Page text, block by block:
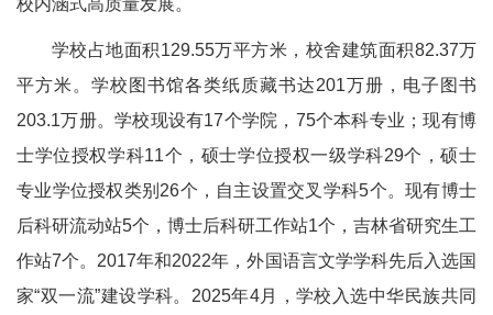
校内涵式高质量发展。
学校占地面积129.55万平方米，校舍建筑面积82.37万
平方米。学校图书馆各类纸质藏书达201万册，电子图书
203.1万册。学校现设有17个学院，75个本科专业；现有博
士学位授权学科11个，硕士学位授权一级学科29个，硕士
专业学位授权类别26个，自主设置交叉学科5个。现有博士
后科研流动站5个，博士后科研工作站1个，吉林省研究生工
作站7个。2017年和2022年，外国语言文学学科先后入选国
家“双一流”建设学科。2025年4月，学校入选中华民族共同